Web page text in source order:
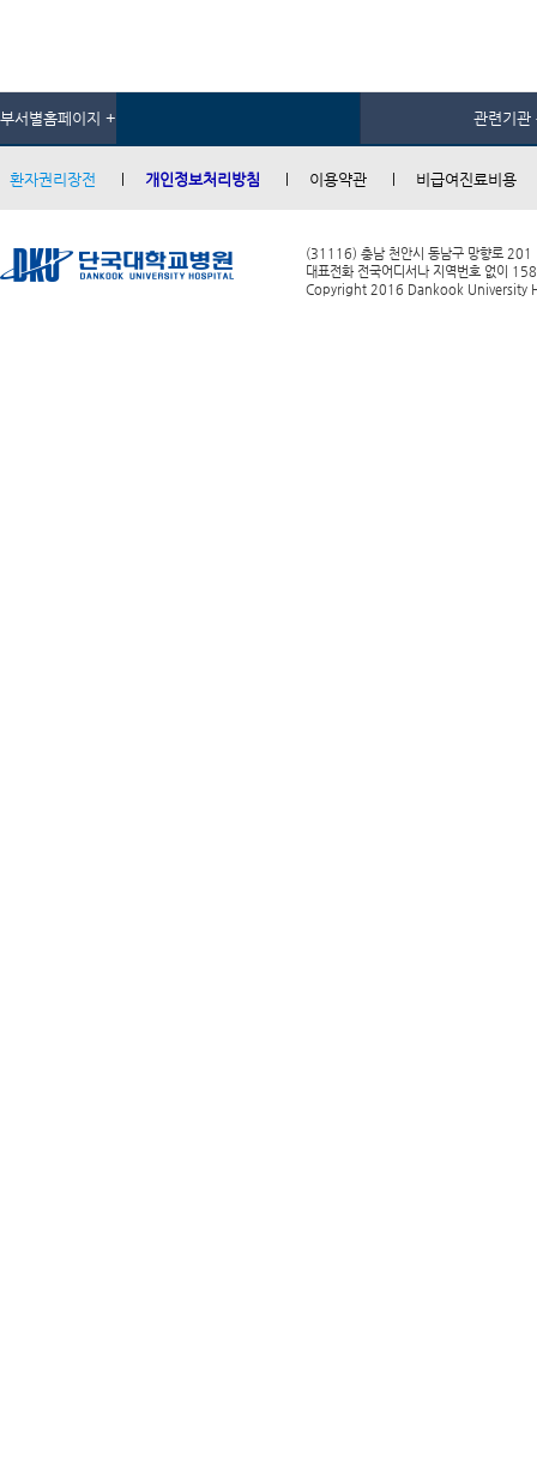
부서별홈페이지 + 관련기관
환자권리장전 개인정보처리방침 이용약관 비급여진료비용
(31116) 충남 천안시 동남구 망향로 201
대표전화 전국어디서나 지역번호 없이
Copyright 2016 Dankook University